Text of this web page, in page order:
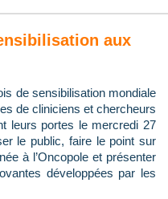
aux
de sensibilisation mondiale
de cliniciens et chercheurs
leurs portes le mercredi 27
le public, faire le point sur
à l’Oncopole et présenter
développées par les